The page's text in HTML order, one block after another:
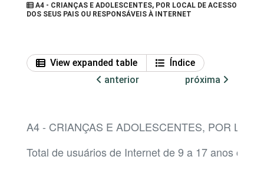
A4 - CRIANÇAS E ADOLESCENTES, POR LOCAL DE ACESSO
DOS SEUS PAIS OU RESPONSÁVEIS À INTERNET
View expanded table
Índice
anterior
próxima
A4 - CRIANÇAS E ADOLESCENTES, POR
Total de usuários de Internet de 9 a 17 anos